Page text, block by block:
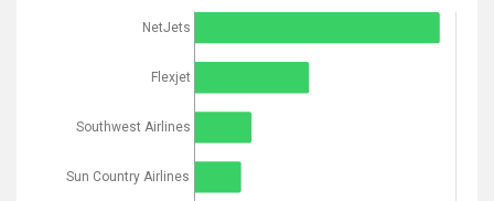
NetJets
Flexjet
Southwest Airlines
Sun Country Airlines